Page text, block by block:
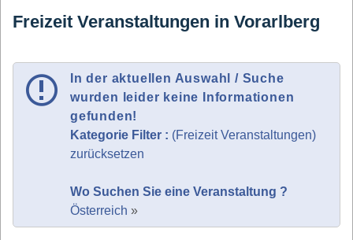
Freizeit Veranstaltungen in Vorarlberg
In der aktuellen Auswahl / Suche
wurden leider keine Informationen
gefunden!
Kategorie Filter : (Freizeit Veranstaltungen)
zurücksetzen
Wo Suchen Sie eine Veranstaltung ?
Österreich »